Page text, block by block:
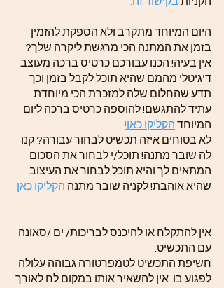
היום המיוחד מתקרב ולא הספקת להזמין
בזמן את המתנה הכי מרגשת ליקרה שלך?
אין בעיה! הכנו עבורכם כרטיס ברכה מעוצב
דיגיטלי מהמם שהיא תוכל לקבל בזמן וכך
תדע שהחלום שלה למזכרת הכי מיוחדת
עתיד להתגשם! להוספה כרטיס ברכה ליום
המיוחד הקליקו כאן!
לא בטוחים איזה תכשיט לבחור עבורה? קנו
לה שובר מתנה! תוכל/י לבחור את הסכום
המתאים לך והיא תוכל לבחור את העיצוב
שהיא אוהבת! לקניה שובר מתנה הקליקו כאן
אין להתקלח או להיכנס לבריכות/ ים /סאונה
עם התכשיט.
חשיפת התכשיט לטמפרטורה גבוהה עלולה
לפגוע בו. אין להשאיר אותו במקום לח לאורך